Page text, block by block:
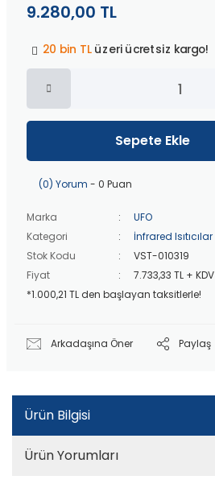
9.280,00 TL
20 bin TLüzeri ücretsiz kargo!
40 bin TL
Peşin fiyatına
üzeri ücretsiz kargo!
üzeri ücretsiz kargo!
40 bin TLüzeri özel teklif!
Sepete Ekle
(0) Yorum - 0 Puan
Marka
UFO
Kategori
İnfrared Isıtıcılar
Stok Kodu
VST-010319
Fiyat
7.733,33 TL + KDV
*1.000,21 TL den başlayan taksitlerle!
Arkadaşına Öner Paylaş
Ürün Bilgisi
Ürün Yorumları